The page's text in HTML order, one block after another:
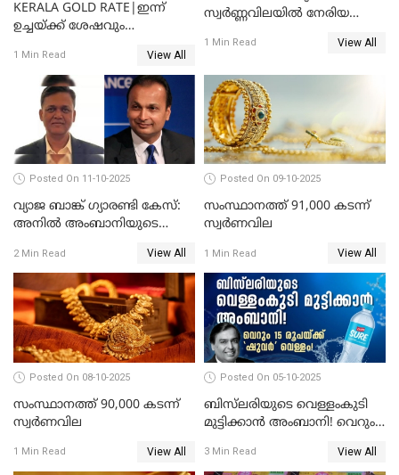
KERALA GOLD RATE|ഇന്ന്
ഉച്ചയ്ക്ക് ശേഷവും
പവന് കൂടിയത് 400 രൂപ
1 Min Read View All
സ്വർണ്ണവിലയിൽ നേരിയ
1 Min Read View All
Posted On 11-10-2025
വ്യാജ ബാങ്ക് ഗ്യാരണ്ടി കേസ്:
അനിൽ അംബാനിയുടെ
അറസ്റ്റിൽ; ഇഡി അന്വേഷണം
വ്യാപിപ്പിക്കുന്നു
2 Min Read View All
Posted On 09-10-2025
സംസ്ഥാനത്ത് 91,000 കടന്ന്
സ്വര്‍ണവില
1 Min Read View All
Posted On 08-10-2025
സംസ്ഥാനത്ത് 90,000 കടന്ന്
സ്വര്‍ണവില
1 Min Read View All
Posted On 05-10-2025
ബിസ്‌ലരിയുടെ വെള്ളംകുടി
മുട്ടിക്കാൻ അംബാനി! വെറും
3 Min Read View All